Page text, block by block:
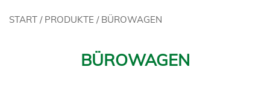
START / PRODUKTE / BÜROWAGEN
BÜROWAGEN